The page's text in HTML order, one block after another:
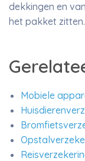
dekkingen en
het pakket zitten.
Mobiele